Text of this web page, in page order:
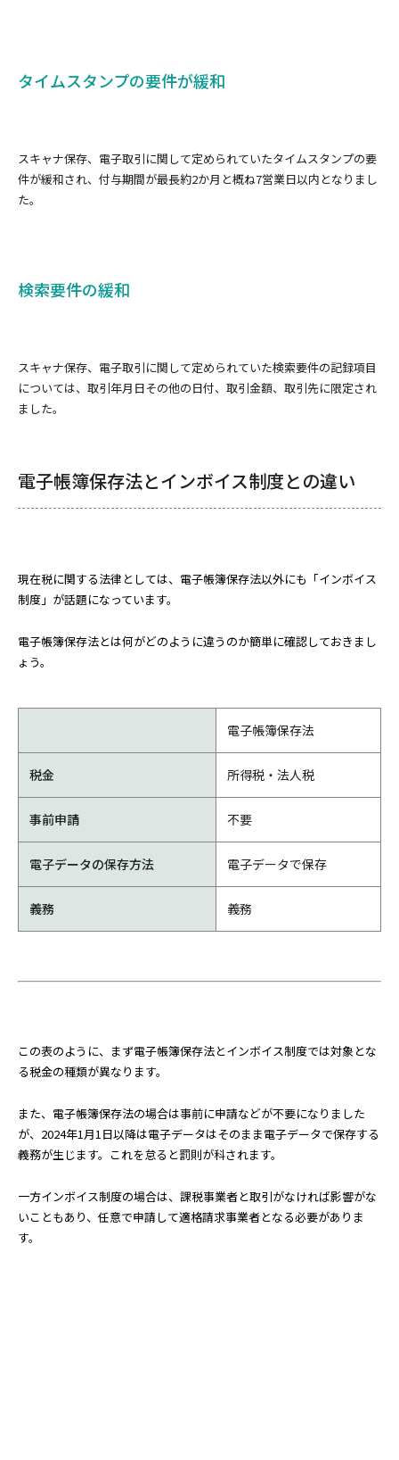
タイムスタンプの要件が緩和
スキャナ保存、電子取引に関して定められていたタイムスタンプの要
件が緩和され、付与期間が最長約2か月と概ね7営業日以内となりまし
た。
検索要件の緩和
スキャナ保存、電子取引に関して定められていた検索要件の記録項目
については、取引年月日その他の日付、取引金額、取引先に限定され
ました。
電子帳簿保存法とインボイス制度との違い
現在税に関する法律としては、電子帳簿保存法以外にも「インボイス
制度」が話題になっています。
電子帳簿保存法とは何がどのように違うのか簡単に確認しておきまし
ょう。
電子帳簿保存法
税金 所得税・法人税
事前申請 不要
電子データの保存方法 電子データで保存
義務 義務
この表のように、まず電子帳簿保存法とインボイス制度では対象とな
る税金の種類が異なります。
また、電子帳簿保存法の場合は事前に申請などが不要になりました
が、2024年1月1日以降は電子データはそのまま電子データで保存する
義務が生じます。これを怠ると罰則が科されます。
一方インボイス制度の場合は、課税事業者と取引がなければ影響がな
いこともあり、任意で申請して適格請求事業者となる必要がありま
す。